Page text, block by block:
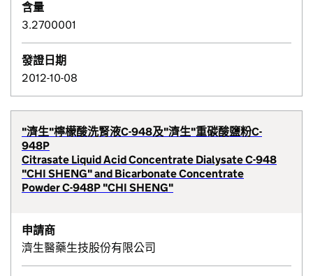
含量
3.2700001
發證日期
2012-10-08
"濟生"檸檬酸洗腎液C-948及"濟生"重碳酸鹽粉C-
948P
Citrasate Liquid Acid Concentrate Dialysate C-948
"CHI SHENG" and Bicarbonate Concentrate
Powder C-948P "CHI SHENG"
申請商
濟生醫藥生技股份有限公司